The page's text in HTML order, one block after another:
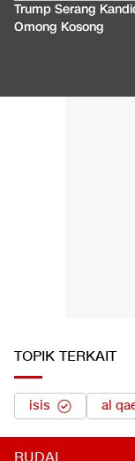
Trump Serang
Omong Kosong
TOPIK TERKAIT
isis al